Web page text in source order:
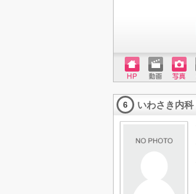
ホーム
ページ
動画 写真
6 いわさき内